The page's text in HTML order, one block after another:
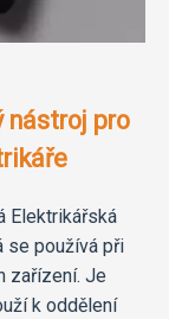
nástroj pro
Elektrikářská
se používá při
zařízení. Je
k oddělení